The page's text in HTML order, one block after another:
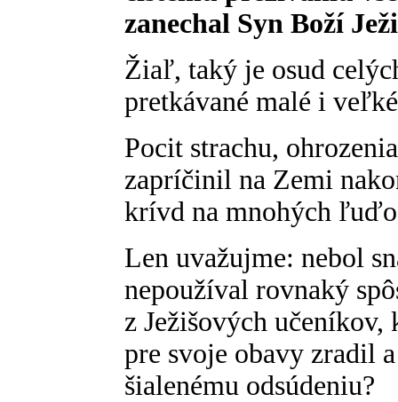
zanechal Syn Boží
Žiaľ, taký je osud
pretkávané malé i
Pocit strachu,
zapríčinil na Zemi
krívd na mnohých
Len uvažujme: nebol
nepoužíval rovnaký
z Ježišových
pre svoje obavy zradil
šialenému odsúdeniu?